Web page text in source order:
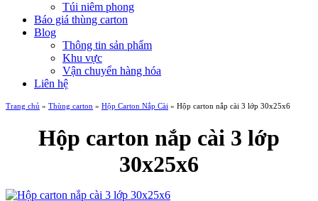
Túi niêm phong
Báo giá thùng carton
Blog
Thông tin sản phẩm
Khu vực
Vận chuyển hàng hóa
Liên hệ
Trang chủ » Thùng carton » Hộp Carton Nắp Cài » Hộp carton nắp cài 3 lớp 30x25x6
Hộp carton nắp cài 3 lớp
30x25x6